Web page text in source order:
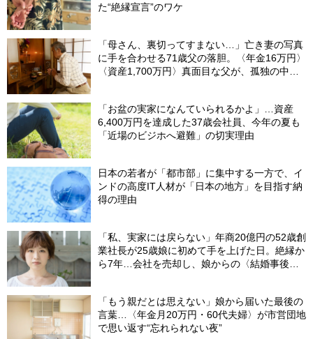
た“絶縁宣言”のワケ
「母さん、裏切ってすまない…」亡き妻の写真
に手を合わせる71歳父の落胆。〈年金16万円〉
〈資産1,700万円〉真面目な父が、孤独の中で
「お盆の実家になんていられるかよ」…資産
6,400万円を達成した37歳会社員、今年の夏も
「近場のビジホへ避難」の切実理由
日本の若者が「都市部」に集中する一方で、イ
ンドの高度IT人材が「日本の地方」を目指す納
得の理由
「私、実家には戻らない」年商20億円の52歳創
業社長が25歳娘に初めて手を上げた日。絶縁か
ら7年…会社を売却し、娘からの〈結婚事後報
「もう親だとは思えない」娘から届いた最後の
言葉…〈年金月20万円・60代夫婦〉が市営団地
で思い返す“忘れられない夜”